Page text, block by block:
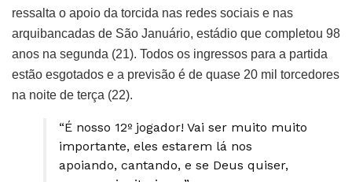
ressalta o apoio da torcida nas redes sociais e nas
arquibancadas de São Januário, estádio que completou 98
anos na segunda (21). Todos os ingressos para a partida
estão esgotados e a previsão é de quase 20 mil torcedores
na noite de terça (22).
“É nosso 12º jogador! Vai ser muito muito
importante, eles estarem lá nos
apoiando, cantando, e se Deus quiser,